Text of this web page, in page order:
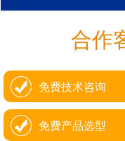
合作
免费技术咨询
免费产品选型